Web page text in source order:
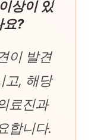
상이 있
요?
이 발견
고, 해당
료진과
합니다.